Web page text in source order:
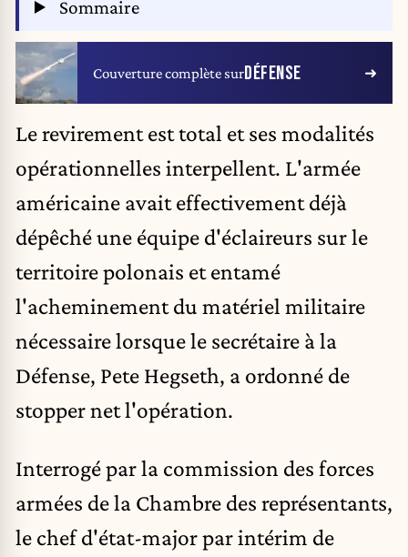
Sommaire
Couverture complète surDÉFENSE
Le revirement est total et ses modalités
opérationnelles interpellent. L'armée
américaine avait effectivement déjà
dépêché une équipe d'éclaireurs sur le
territoire polonais et entamé
l'acheminement du matériel militaire
nécessaire lorsque le secrétaire à la
Défense, Pete Hegseth, a ordonné de
stopper net l'opération.
Interrogé par la commission des forces
armées de la Chambre des représentants,
le chef d'état-major par intérim de